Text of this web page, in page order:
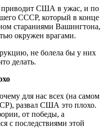
приводит США в ужас, и по
СССР, который в конце
стараниями Вашингтона,
окружен врагами.
не болела бы у них
делать.
для нас всех (на самом
развал США это плохо.
от победы, а
с последствиями этой